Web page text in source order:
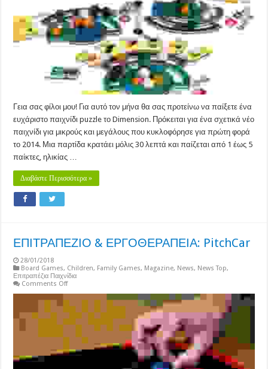
Γεια σας φίλοι μου! Για αυτό τον μήνα θα σας προτείνω να παίξετε ένα
ευχάριστο παιχνίδι puzzle το Dimension. Πρόκειται για ένα σχετικά νέο
παιχνίδι για μικρούς και μεγάλους που κυκλοφόρησε για πρώτη φορά
το 2014. Μια παρτίδα κρατάει μόλις 30 λεπτά και παίζεται από 1 έως 5
παίκτες, ηλικίας …
Διαβάστε Περισσότερα »
ΕΠΙΤΡΑΠΕΖΙΟ & ΕΡΓΟΘΕΡΑΠΕΙΑ: PitchCar
28/01/2018
Board Games, Children, Family Games, Magazine, News, News Top,
Επιτραπέζια Παιχνίδια
Comments Offon
&
ΕΡΓΟΘΕΡΑΠΕΙΑ:
PitchCar